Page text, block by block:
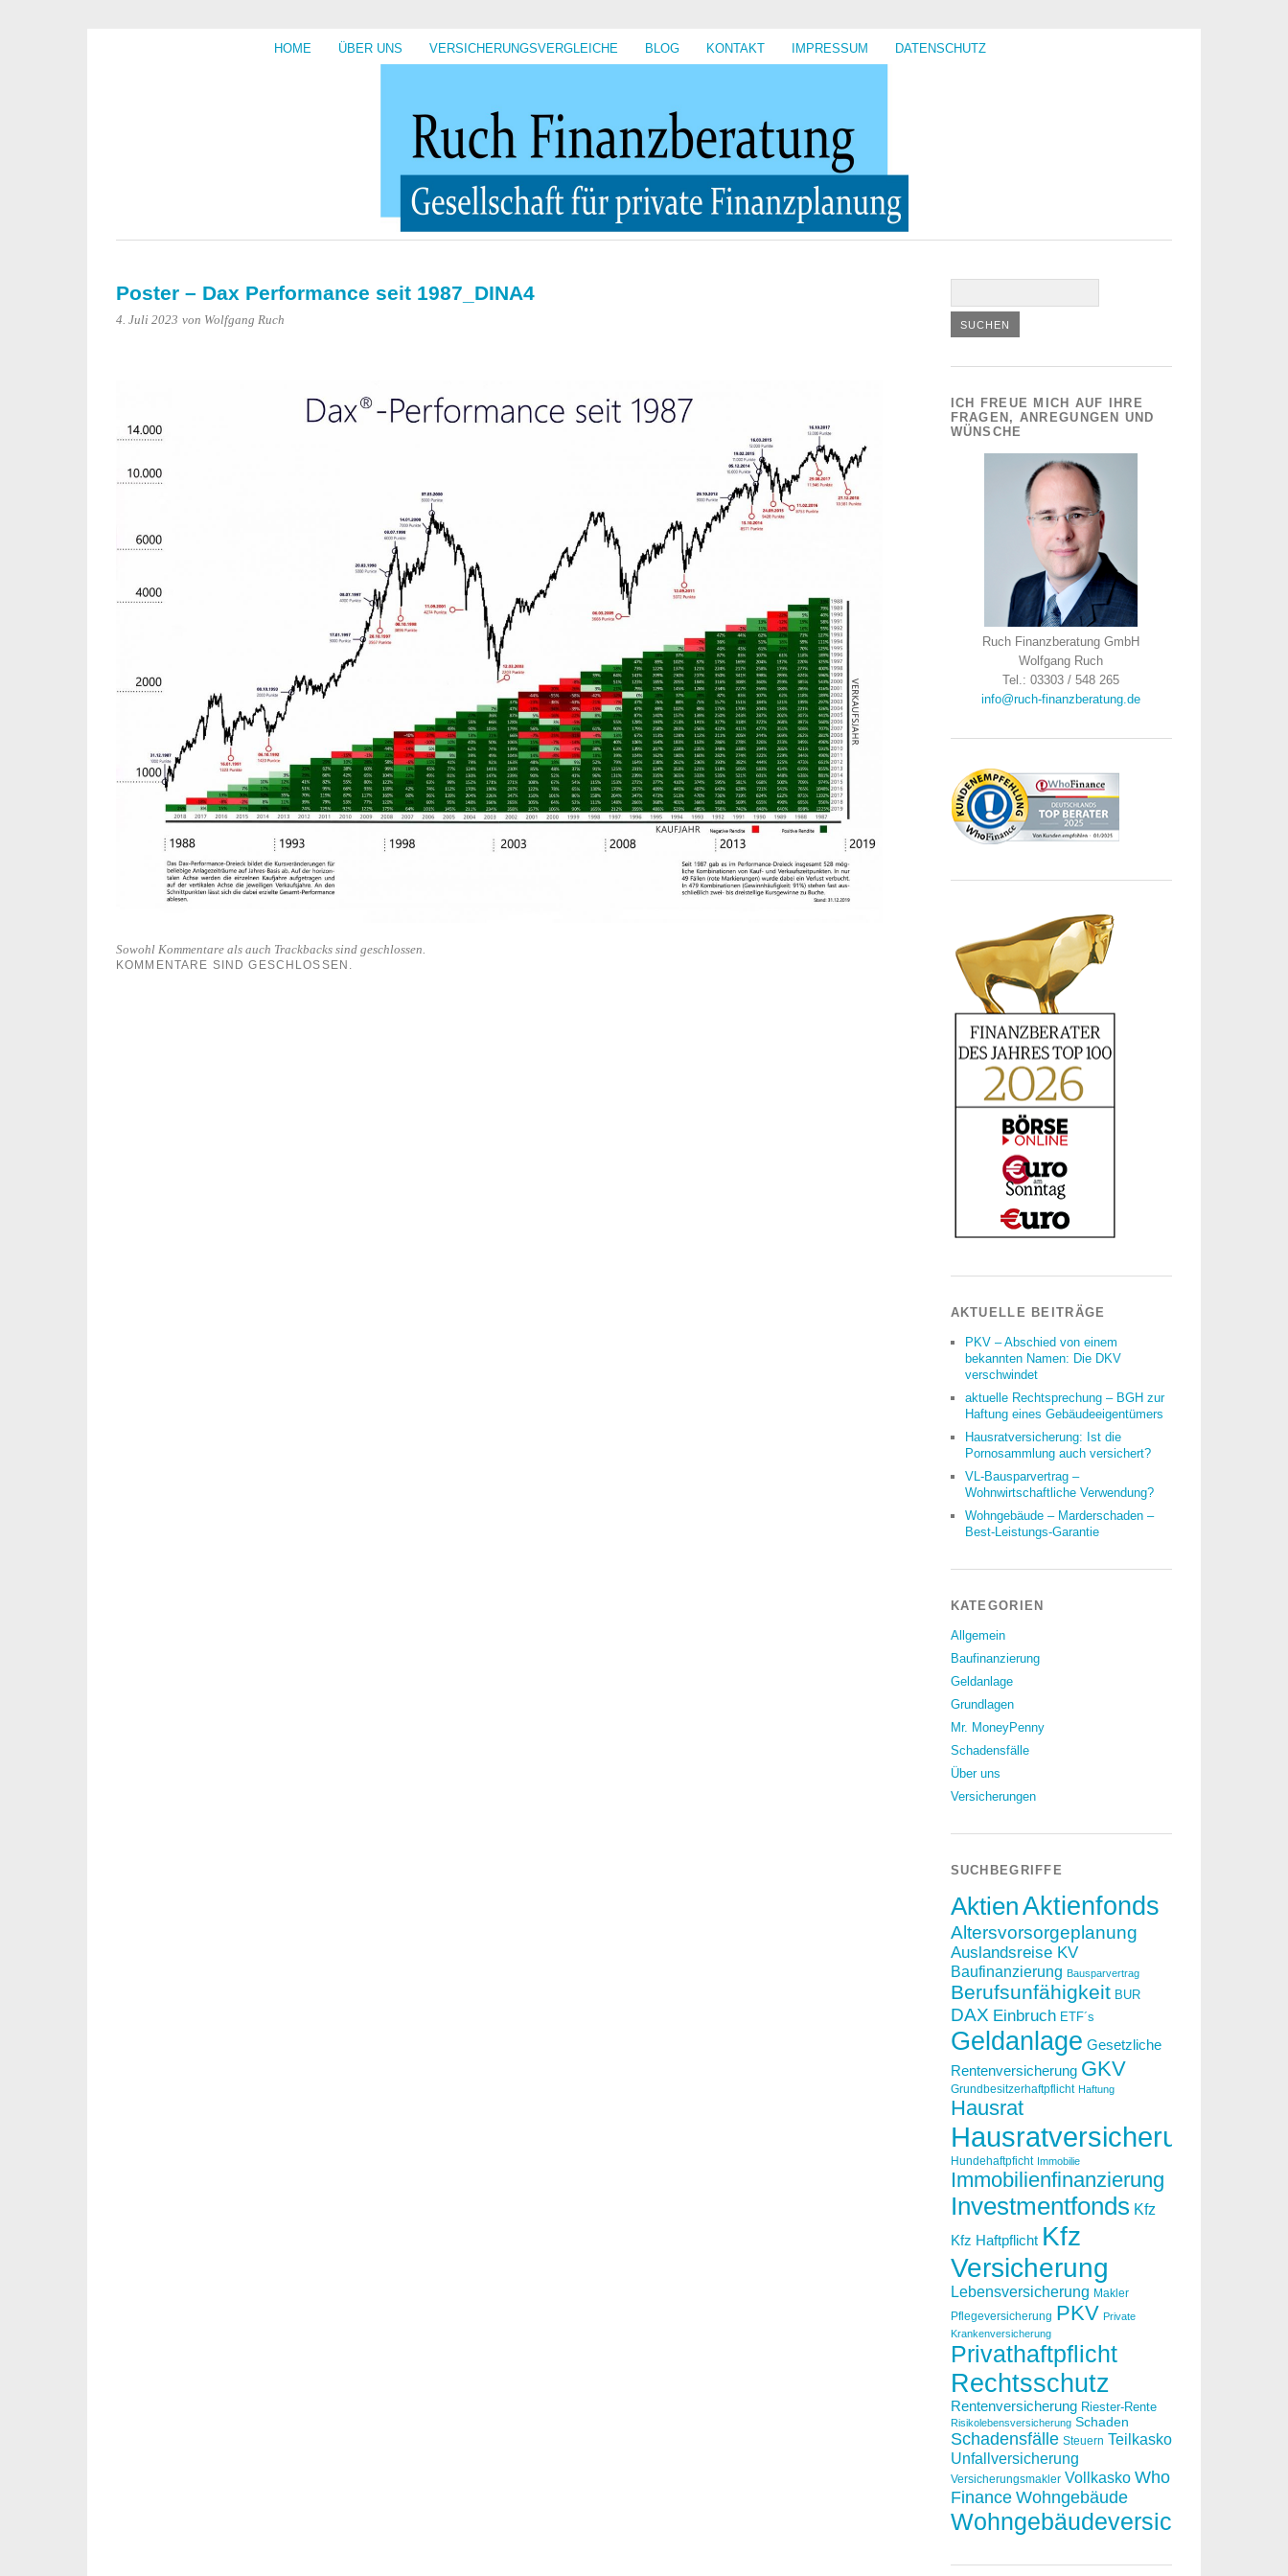
HOME ÜBER UNS VERSICHERUNGSVERGLEICHE BLOG KONTAKT IMPRESSUM DATENSCHUTZ
Poster – Dax Performance seit 1987_DINA4
4. Juli 2023 von Wolfgang Ruch
Sowohl Kommentare als auch Trackbacks sind geschlossen.
KOMMENTARE SIND GESCHLOSSEN.
ICH FREUE MICH AUF IHRE
FRAGEN, ANREGUNGEN UND
WÜNSCHE
Ruch Finanzberatung GmbH
Wolfgang Ruch
Tel.: 03303 / 548 265
info@ruch-finanzberatung.de
AKTUELLE BEITRÄGE
PKV – Abschied von einem
bekannten Namen: Die DKV
verschwindet
aktuelle Rechtsprechung – BGH zur
Haftung eines Gebäudeeigentümers
Hausratversicherung: Ist die
Pornosammlung auch versichert?
VL-Bausparvertrag –
Wohnwirtschaftliche Verwendung?
Wohngebäude – Marderschaden –
Best-Leistungs-Garantie
KATEGORIEN
Allgemein
Baufinanzierung
Geldanlage
Grundlagen
Mr. MoneyPenny
Schadensfälle
Über uns
Versicherungen
SUCHBEGRIFFE
AktienAktienfonds
Altersvorsorgeplanung
Auslandsreise KV
Baufinanzierung Bausparvertrag
Berufsunfähigkeit BUR
DAX Einbruch ETF´s
Geldanlage Gesetzliche
Rentenversicherung GKV
Grundbesitzerhaftpflicht Haftung
Hausrat
Hausratversicherung
Hundehaftpficht Immobilie
Immobilienfinanzierung
Investmentfonds Kfz
Kfz Haftpflicht Kfz
Versicherung
Lebensversicherung Makler
Pflegeversicherung PKV Private
Krankenversicherung
Privathaftpflicht
Rechtsschutz
Rentenversicherung Riester-Rente
Risikolebensversicherung Schaden
Schadensfälle Steuern Teilkasko
Unfallversicherung
Versicherungsmakler Vollkasko Who
Finance Wohngebäude
Wohngebäudeversicherung